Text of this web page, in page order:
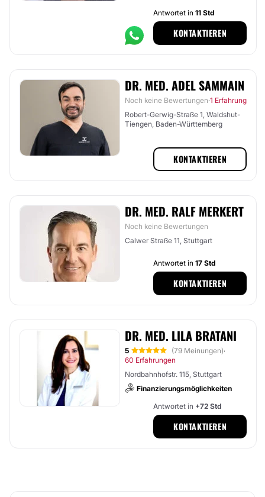
Antwortet in 11 Std
KONTAKTIEREN
DR. MED. ADEL SAMMAIN
Noch keine Bewertungen·1 Erfahrung
Robert-Gerwig-Straße 1, Waldshut-
Tiengen, Baden-Württemberg
KONTAKTIEREN
DR. MED. RALF MERKERT
Noch keine Bewertungen
Calwer Straße 11, Stuttgart
Antwortet in 17 Std
KONTAKTIEREN
DR. MED. LILA BRATANI
5 (79 Meinungen)·
60 Erfahrungen
Nordbahnhofstr. 115, Stuttgart
Finanzierungsmöglichkeiten
Antwortet in +72 Std
KONTAKTIEREN